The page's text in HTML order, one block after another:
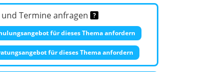
und Termine anfragen
für dieses Thema anfordern
für dieses Thema anfordern